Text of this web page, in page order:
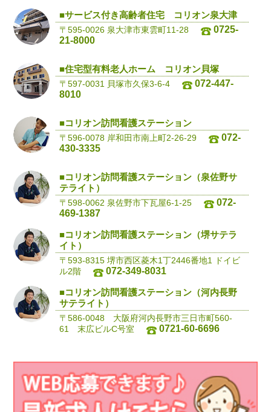
■サービス付き高齢者住宅 コリオン泉大津
〒595-0026 泉大津市東雲町11-28
0725-
21-8000
■住宅型有料老人ホーム コリオン貝塚
〒597-0031 貝塚市久保3-6-4
072-447-
8010
■コリオン訪問看護ステーション
〒596-0078 岸和田市南上町2-26-29
072-
430-3335
■コリオン訪問看護ステーション（泉佐野サ
テライト）
〒598-0062 泉佐野市下瓦屋6-1-25
072-
469-1387
■コリオン訪問看護ステーション（堺サテラ
イト）
〒593-8315 堺市西区菱木1丁2446番地1 ドイビ
ル2階
072-349-8031
■コリオン訪問看護ステーション（河内長野
サテライト）
〒586-0048 大阪府河内長野市三日市町560-
61 末広ビルC号室
0721-60-6696